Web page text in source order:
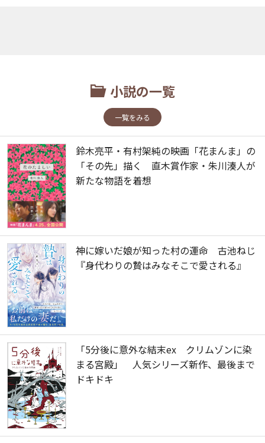
小説の一覧
一覧をみる
鈴木亮平・有村架純の映画「花まんま」の
「その先」描く 直木賞作家・朱川湊人が
新たな物語を着想
神に嫁いだ娘が知った村の運命 古池ねじ
『身代わりの贄はみなそこで愛される』
「5分後に意外な結末ex クリムゾンに染
まる宮殿」 人気シリーズ新作、最後まで
ドキドキ